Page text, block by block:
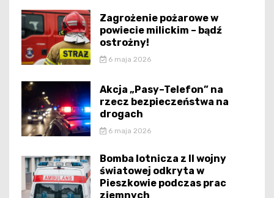
Zagrożenie pożarowe w
powiecie milickim – bądź
ostrożny!
6 maja 2026
Akcja „Pasy–Telefon” na
rzecz bezpieczeństwa na
drogach
6 maja 2026
Bomba lotnicza z II wojny
światowej odkryta w
Pieszkowie podczas prac
ziemnych